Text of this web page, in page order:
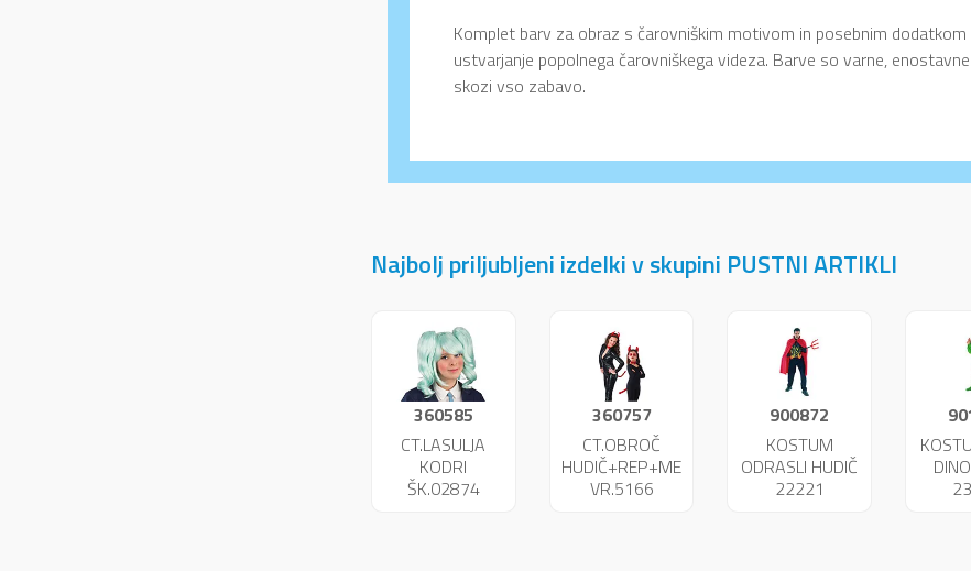
Komplet barv za obraz s čarovniškim motivom in posebnim
ustvarjanje popolnega čarovniškega videza. Barve so varne,
skozi vso zabavo.
Najbolj priljubljeni izdelki v skupini PUSTNI ARTIKLI
360585
CT.LASULJA
KODRI
ŠK.02874
360757
CT.OBROČ
HUDIČ+REP+METULJČEK
VR.5166
900872
KOSTUM
ODRASLI HUDIČ
22221